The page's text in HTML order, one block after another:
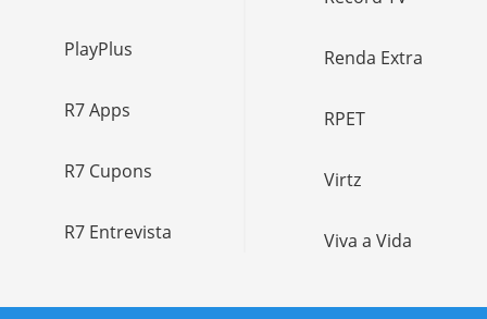
PlayPlus
R7 Apps
R7 Cupons
R7 Entrevista
Renda Extra
RPET
Virtz
Viva a Vida